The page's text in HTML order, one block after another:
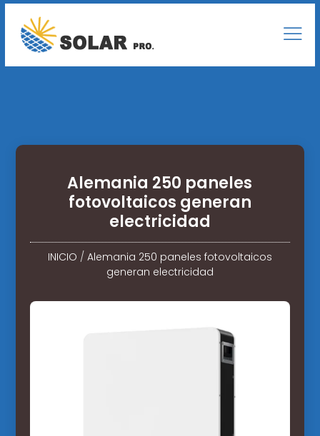
Alemania 250 paneles
fotovoltaicos generan
electricidad
INICIO / Alemania 250 paneles fotovoltaicos
generan electricidad